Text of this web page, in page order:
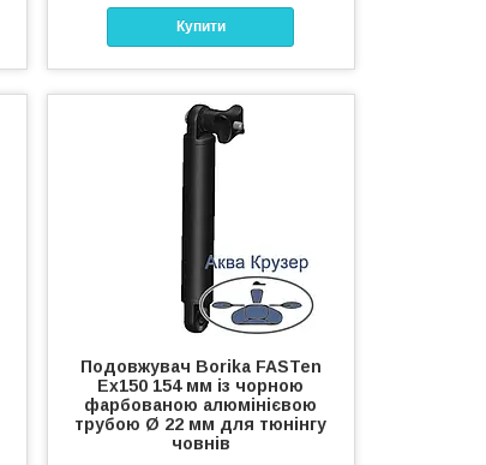
Купити
Подовжувач Borika FASTen
Ex150 154 мм із чорною
фарбованою алюмінієвою
трубою Ø 22 мм для тюнінгу
човнів